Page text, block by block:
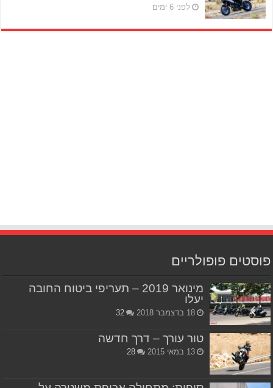
לפני 6 ימים
פוסטים פופולריים
מינואר 2019 – תעריפי ביטוח החובה
יעלו
18 בדצמבר 2018 32
טור עורך – דרך חדשה
13 במאי 2015 28